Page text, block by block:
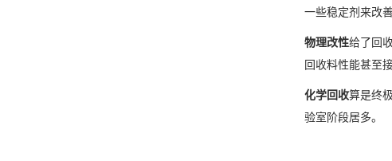
一些稳定剂来改
​物理改性​给了回
回收料性能甚至
​化学回收​算是终
验室阶段居多。